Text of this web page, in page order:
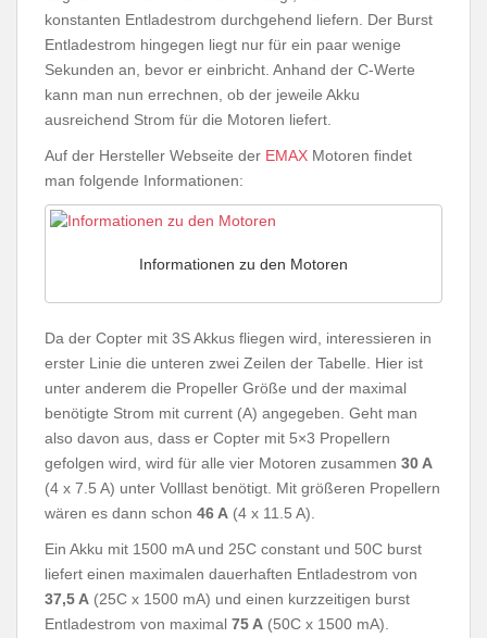
konstanten Entladestrom durchgehend liefern. Der Burst
Entladestrom hingegen liegt nur für ein paar wenige
Sekunden an, bevor er einbricht. Anhand der C-Werte
kann man nun errechnen, ob der jeweile Akku
ausreichend Strom für die Motoren liefert.
Auf der Hersteller Webseite der EMAX Motoren findet
man folgende Informationen:
Informationen zu den Motoren
Da der Copter mit 3S Akkus fliegen wird, interessieren in
erster Linie die unteren zwei Zeilen der Tabelle. Hier ist
unter anderem die Propeller Größe und der maximal
benötigte Strom mit current (A) angegeben. Geht man
also davon aus, dass er Copter mit 5×3 Propellern
gefolgen wird, wird für alle vier Motoren zusammen 30 A
(4 x 7.5 A) unter Volllast benötigt. Mit größeren Propellern
wären es dann schon 46 A (4 x 11.5 A).
Ein Akku mit 1500 mA und 25C constant und 50C burst
liefert einen maximalen dauerhaften Entladestrom von
37,5 A (25C x 1500 mA) und einen kurzzeitigen burst
Entladestrom von maximal 75 A (50C x 1500 mA).